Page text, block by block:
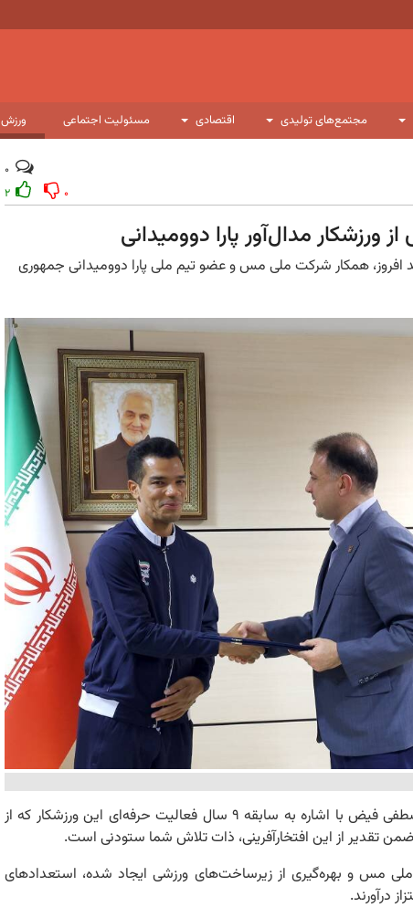
مجتمع‌های تولیدی اقتصادی مسئولیت اجتماعی ورزش
۰ ۲
مدال‌آور پارا دوومیدانی
همکار شرکت ملی مس و عضو تیم ملی پارا دوومیدانی جمهوری
، دکتر سیدمصطفی فیض با اشاره به سابقه ۹ سال فعالیت حرفه‌ای این ورزشکار که از
تقدیر از این افتخارآفرینی، ذات تلاش شما ستودنی است.
مس و بهره‌گیری از زیرساخت‌های ورزشی ایجاد شده، استعدادهای
درآورند.